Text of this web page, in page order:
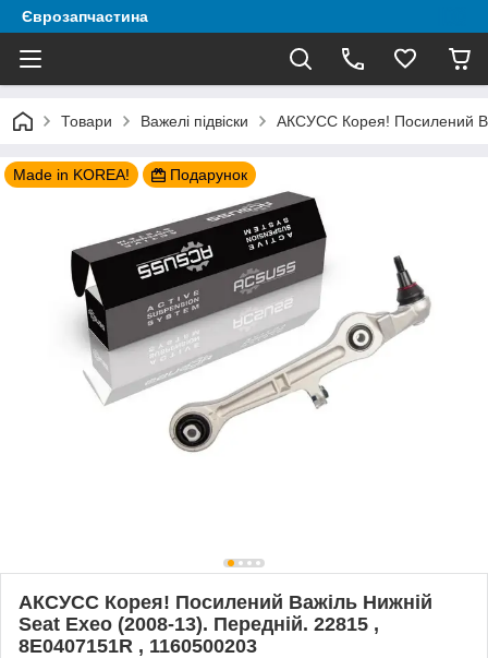
Єврозапчастина
Товари Важелі підвіски АКСУСС Корея! Посилений
Made in KOREA! Подарунок
АКСУСС Корея! Посилений Важіль Нижній
Seat Exeo (2008-13). Передній. 22815 ,
8E0407151R , 1160500203